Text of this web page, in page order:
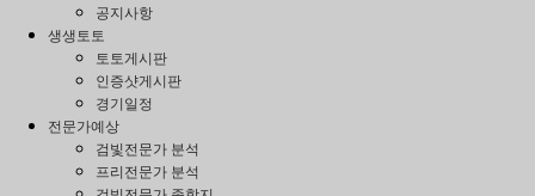
공지사항
생생토토
토토게시판
인증샷게시판
경기일정
전문가예상
검빛전문가 분석
프리전문가 분석